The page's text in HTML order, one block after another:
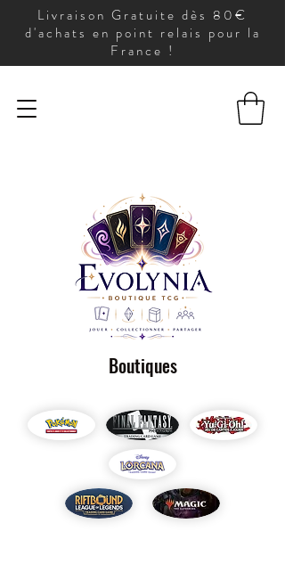
Livraison Gratuite dès 80€
d'achats en point relais pour la
France !
Boutiques